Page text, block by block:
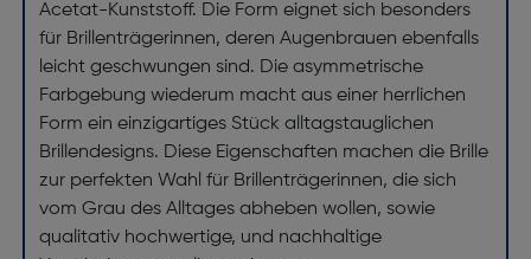
Acetat-Kunststoff. Die Form eignet sich besonders
für Brillenträgerinnen, deren Augenbrauen ebenfalls
leicht geschwungen sind. Die asymmetrische
Farbgebung wiederum macht aus einer herrlichen
Form ein einzigartiges Stück alltagstauglichen
Brillendesigns. Diese Eigenschaften machen die Brille
zur perfekten Wahl für Brillenträgerinnen, die sich
vom Grau des Alltages abheben wollen, sowie
qualitativ hochwertige, und nachhaltige